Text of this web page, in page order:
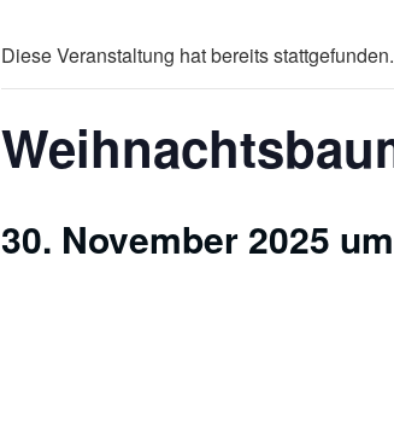
Diese Veranstaltung hat bereits stattgefunden.
30. November 2025